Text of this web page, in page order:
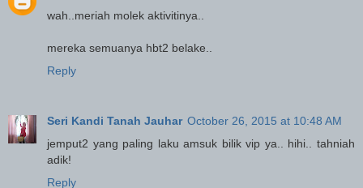
wah..meriah molek aktivitinya..
mereka semuanya hbt2 belake..
Reply
Seri Kandi Tanah Jauhar October 26, 2015 at 10:48 AM
jemput2 yang paling laku amsuk bilik vip ya.. hihi.. tahniah
adik!
Reply